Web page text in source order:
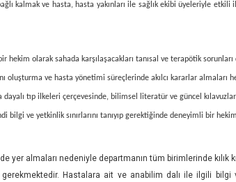
kalmak ve hasta, hasta yakınları ile sağlık ekibi üyeleriyle
hekim olarak sahada karşılaşacakları tanısal ve terapötik
oluşturma ve hasta yönetimi süreçlerinde akılcı kararlar
dayalı tıp ilkeleri çerçevesinde, bilimsel literatür ve güncel
bilgi ve yetkinlik sınırlarını tanıyıp gerektiğinde deneyimli bir
almaları nedeniyle departmanın tüm birimlerinde
Hastalara ait ve anabilim dalı ile ilgili